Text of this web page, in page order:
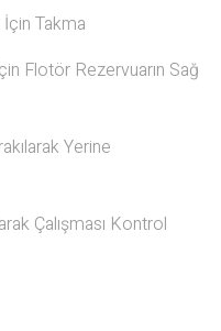
Takma
Flotör Rezervuarın Sağ
Yerine
Çalışması Kontrol